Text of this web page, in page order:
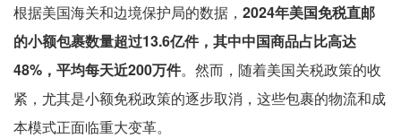
根据美国海关和边境保护局的数据， 2024年美国免税直邮
的小额包裹数量超过13.6亿件，其中中国商品占比高达
48%，平均每天近200万件。然而，随着美国关税政策的收
紧，尤其是小额免税政策的逐步取消，这些包裹的物流和成
本模式正面临重大变革。